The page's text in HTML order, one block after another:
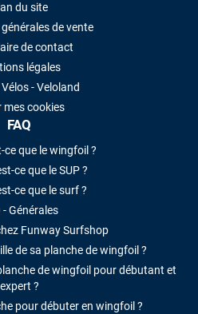
du site
de vente
de contact
légales
- Veloland
mes cookies
FAQ
ce que le wingfoil ?
ce que le SUP ?
ce que le surf ?
- Générales
Funway Surfshop
de sa planche de wingfoil ?
de wingfoil pour débutant et
expert ?
pour débuter en wingfoil ?